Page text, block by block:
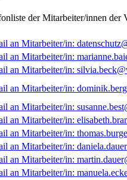
der Mitarbeiter/innen der